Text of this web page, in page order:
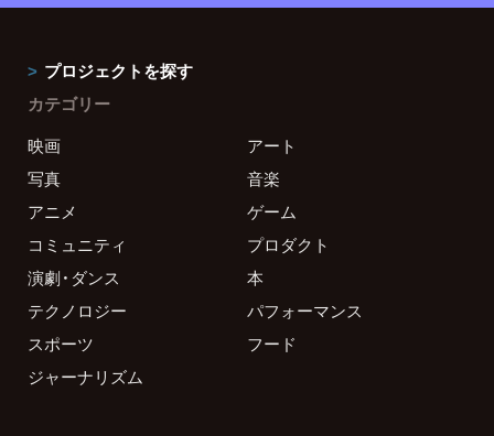
プロジェクトを探す
カテゴリー
映画
アート
写真
音楽
アニメ
ゲーム
コミュニティ
プロダクト
演劇・ダンス
本
テクノロジー
パフォーマンス
スポーツ
フード
ジャーナリズム